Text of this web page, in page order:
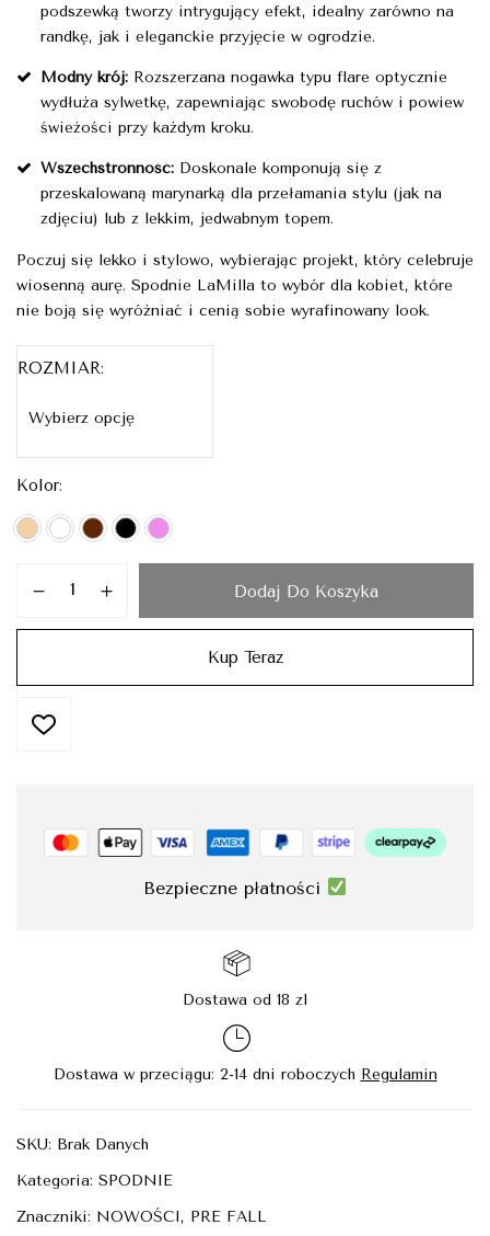
podszewką tworzy intrygujący efekt, idealny zarówno na
randkę, jak i eleganckie przyjęcie w ogrodzie.
Modny krój: Rozszerzana nogawka typu flare optycznie
wydłuża sylwetkę, zapewniając swobodę ruchów i powiew
świeżości przy każdym kroku.
Wszechstronność: Doskonale komponują się z
przeskalowaną marynarką dla przełamania stylu (jak na
zdjęciu) lub z lekkim, jedwabnym topem.
Poczuj się lekko i stylowo, wybierając projekt, który celebruje
wiosenną aurę. Spodnie LaMilla to wybór dla kobiet, które
nie boją się wyróżniać i cenią sobie wyrafinowany look.
ROZMIAR
Kolor
Dodaj Do Koszyka
Kup Teraz
Bezpieczne płatności
Dostawa od 18 zl
Dostawa w przeciągu: 2-14 dni roboczych Regulamin
SKU: Brak Danych
Kategoria: SPODNIE
Znaczniki: NOWOŚCI, PRE FALL